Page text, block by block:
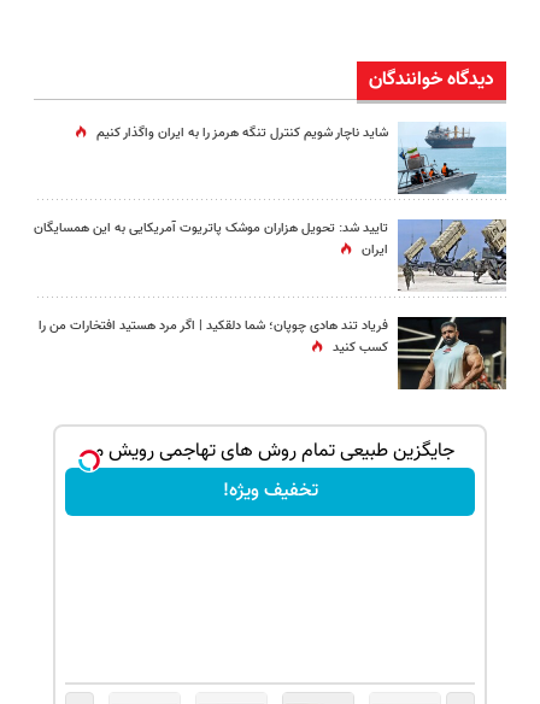
دیدگاه خوانندگان
شاید ناچار شویم کنترل تنگه هرمز را به ایران واگذار کنیم
تایید شد: تحویل هزاران موشک پاتریوت آمریکایی به این همسایگان
ایران
فریاد تند هادی چوپان؛‌ شما دلقکید | اگر مرد هستید افتخارات من را
کسب کنید
جایگزین طبیعی تمام روش های تهاجمی رویش مو
تخفیف ویژه!